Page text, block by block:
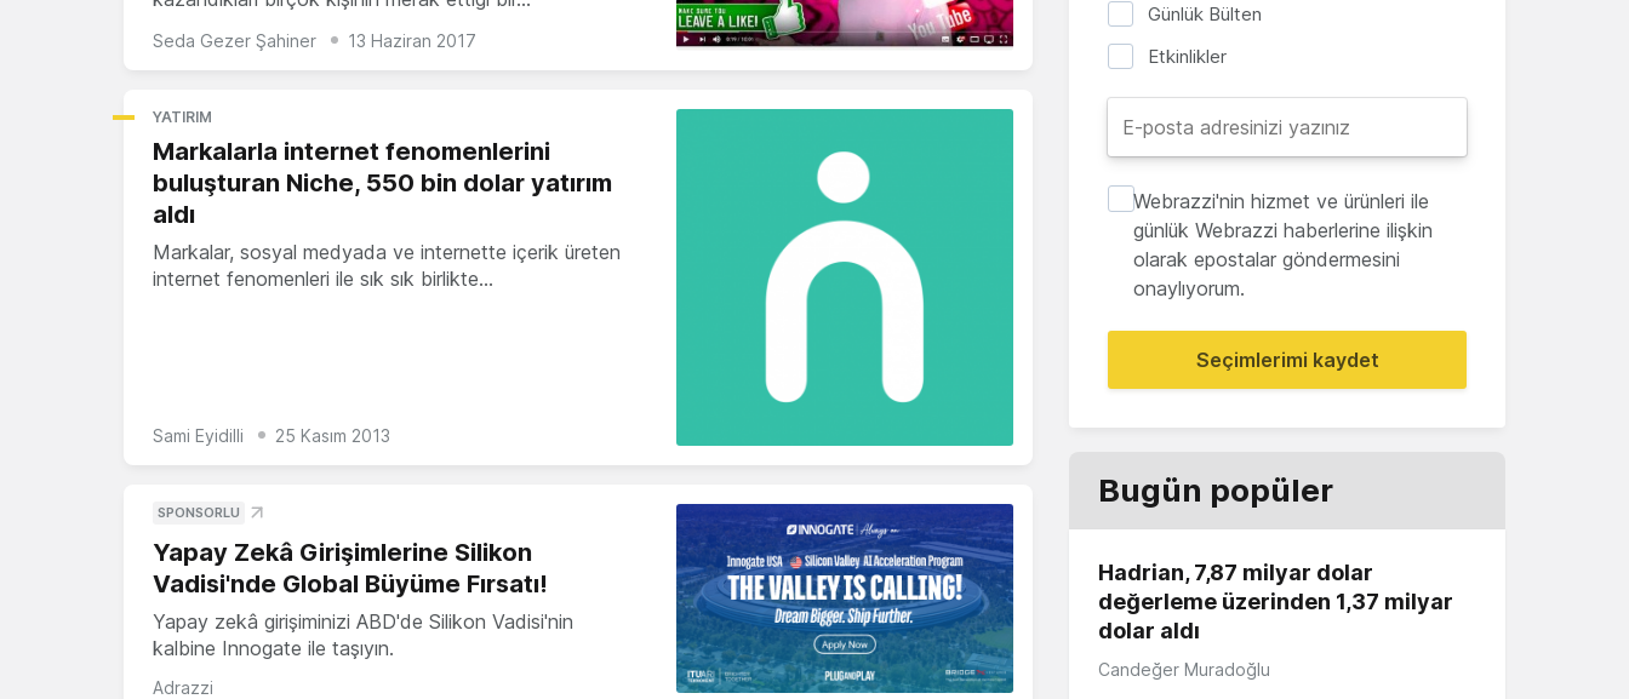
Seda Gezer Şahiner 13 Haziran 2017
YATIRIM
Markalarla internet fenomenlerini
buluşturan Niche, 550 bin dolar yatırım
aldı
Markalar, sosyal medyada ve internette içerik üreten
internet fenomenleri ile sık sık birlikte…
Sami Eyidilli 25 Kasım 2013
SPONSORLU
Yapay Zekâ Girişimlerine Silikon
Vadisi'nde Global Büyüme Fırsatı!
Yapay zekâ girişiminizi ABD'de Silikon Vadisi'nin
kalbine Innogate ile taşıyın.
Adrazzi
Günlük Bülten
Etkinlikler
Webrazzi'nin hizmet ve ürünleri ile
günlük Webrazzi haberlerine ilişkin
olarak epostalar göndermesini
onaylıyorum.
Seçimlerimi kaydet
Bugün popüler
Hadrian, 7,87 milyar dolar
değerleme üzerinden 1,37 milyar
dolar aldı
Candeğer Muradoğlu